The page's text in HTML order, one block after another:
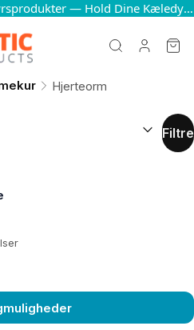
20 % RABAT på Alle Kæledyrsprodukter — Hold Dine Kæledyr Glade og Sunde
Hjerteorm
SORTÉR
Filtre